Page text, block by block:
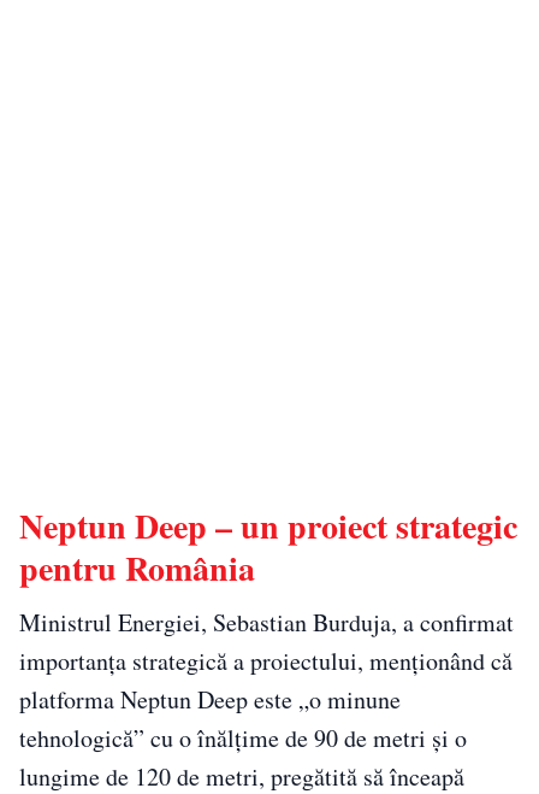
Neptun Deep – un proiect strategic
pentru România
Ministrul Energiei, Sebastian Burduja, a confirmat
importanţa strategică a proiectului, menţionând că
platforma Neptun Deep este „o minune
tehnologică” cu o înălţime de 90 de metri şi o
lungime de 120 de metri, pregătită să înceapă